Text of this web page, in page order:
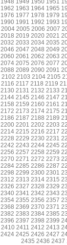
1948 1949 1950 1951
1962 1963 1964 1965
1976 1977 1978 1979
1990 1991 1992 1993
2004 2005 2006 2007
2018 2019 2020 2021
2032 2033 2034 2035
2046 2047 2048 2049
2060 2061 2062 2063
2074 2075 2076 2077
2088 2089 2090 2091
2102 2103 2104 2105
2116 2117 2118 2119
2130 2131 2132 2133
2144 2145 2146 2147
2158 2159 2160 2161
2172 2173 2174 2175
2186 2187 2188 2189
2200 2201 2202 2203
2214 2215 2216 2217
2228 2229 2230 2231
2242 2243 2244 2245
2256 2257 2258 2259
2270 2271 2272 2273
2284 2285 2286 2287
2298 2299 2300 2301
2312 2313 2314 2315
2326 2327 2328 2329
2340 2341 2342 2343
2354 2355 2356 2357
2368 2369 2370 2371
2382 2383 2384 2385
2396 2397 2398 2399
2410 2411 2412 2413
2424 2425 2426 2427
2435 2436 2437